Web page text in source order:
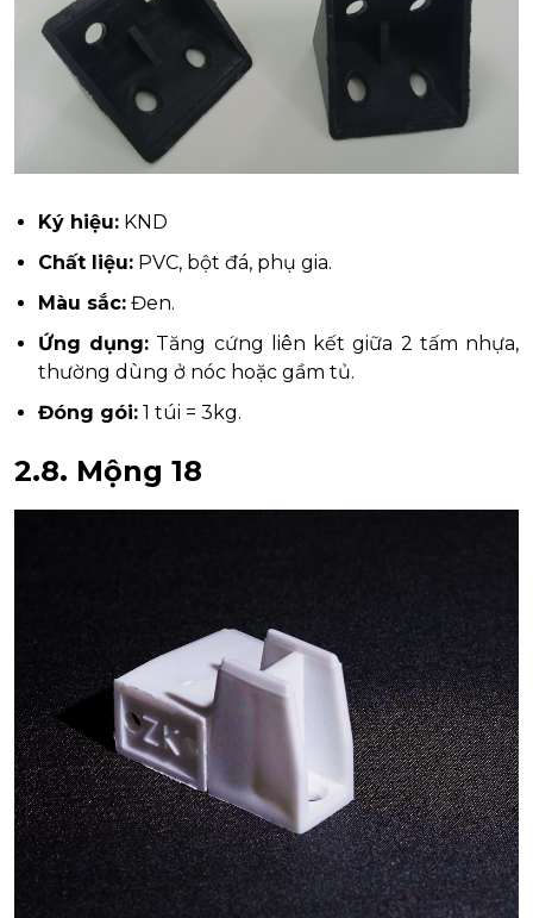
Ký hiệu: KND
Chất liệu: PVC, bột đá, phụ gia.
Màu sắc: Đen.
Ứng dụng: Tăng cứng liên kết giữa 2 tấm nhựa,
thường dùng ở nóc hoặc gầm tủ.
Đóng gói: 1 túi = 3kg.
2.8. Mộng 18